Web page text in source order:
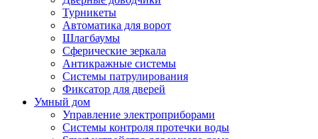
Турникеты
Автоматика для ворот
Шлагбаумы
Сферические зеркала
Антикражные системы
Системы патрулирования
Фиксатор для дверей
Умный дом
Управление электроприборами
Системы контроля протечки воды